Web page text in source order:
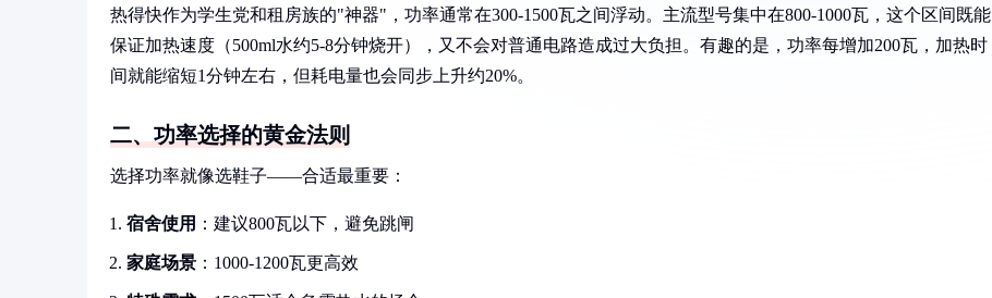
热得快作为学生党和租房族的"神器"，功率通常在300-1500瓦之间浮动。主流型号集中在800-1000瓦，这个区间既能
保证加热速度（500ml水约5-8分钟烧开），又不会对普通电路造成过大负担。有趣的是，功率每增加200瓦，加热时
间就能缩短1分钟左右，但耗电量也会同步上升约20%。
二、功率选择的黄金法则
选择功率就像选鞋子——合适最重要：
宿舍使用 ：建议800瓦以下，避免跳闸
家庭场景 ：1000-1200瓦更高效